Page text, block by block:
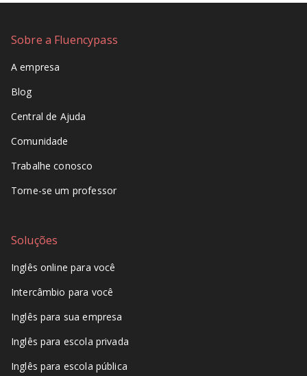
Sobre a Fluencypass
A empresa
Blog
Central de Ajuda
Comunidade
Trabalhe conosco
Torne-se um professor
Soluções
Inglês online para você
Intercâmbio para você
Inglês para sua empresa
Inglês para escola privada
Inglês para escola pública